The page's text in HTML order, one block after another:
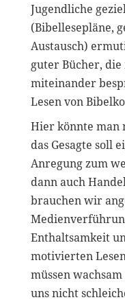
Jugendliche
(Bibellesepläne,
Austausch)
guter Bücher, die
miteinander
Lesen von
Hier könnte man
das Gesagte soll
Anregung zum
dann auch
brauchen wir
Enthaltsamkeit
motivierten
müssen
uns nicht